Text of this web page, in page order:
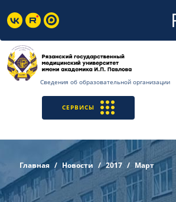
Сведения об образовательной организации
СЕРВИСЫ
Главная Новости 2017 Март